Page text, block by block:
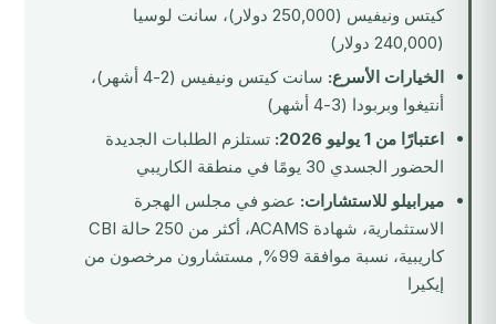
كيتس ونيفيس (250,000 دولار)، سانت لوسيا
(240,000 دولار)
الخيارات الأسرع:
سانت كيتس ونيفيس (2-4 أشهر)،
أنتيغوا وبربودا (3-4 أشهر)
اعتبارًا من 1 يوليو 2026:
تستلزم الطلبات الجديدة
الحضور الجسدي 30 يومًا في منطقة الكاريبي
ميرابيلو للاستشارات: عضو في مجلس الهجرة
الاستثمارية، شهادة ACAMS، أكثر من 250 حالة CBI
كاريبية، نسبة موافقة 99%, مستشارون مرخصون من
إيكيرا